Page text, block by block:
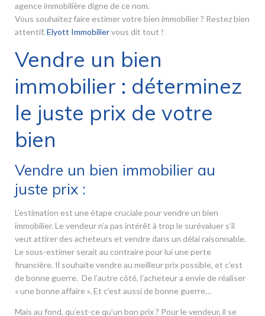
agence immobilière digne de ce nom.
Vous souhaitez faire estimer votre bien immobilier ? Restez bien
attentif, Elyott Immobiliervous dit tout !
Vendre un bien
immobilier : déterminez
le juste prix de votre
bien
Vendre un bien immobilier au
juste prix :
L’estimation est une étape cruciale pour vendre un bien
immobilier. Le vendeur n’a pas intérêt à trop le surévaluer s’il
veut attirer des acheteurs et vendre dans un délai raisonnable.
Le sous-estimer serait au contraire pour lui une perte
financière. Il souhaite vendre au meilleur prix possible, et c’est
de bonne guerre. De l’autre côté, l’acheteur a envie de réaliser
« une bonne affaire ». Et c’est aussi de bonne guerre…
Mais au fond, qu’est-ce qu’un bon prix ? Pour le vendeur, il se